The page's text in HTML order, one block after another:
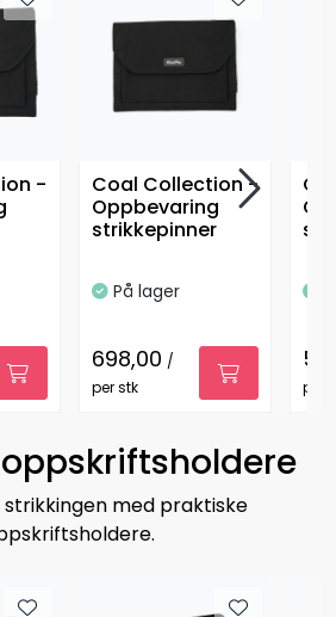
-
Coal Collection -
Oppbevaring
strikkepinner
På lager
698,00 /
per stk
per
med praktiske